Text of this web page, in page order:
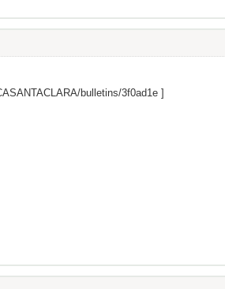
bulletins/3f0ad1e ]